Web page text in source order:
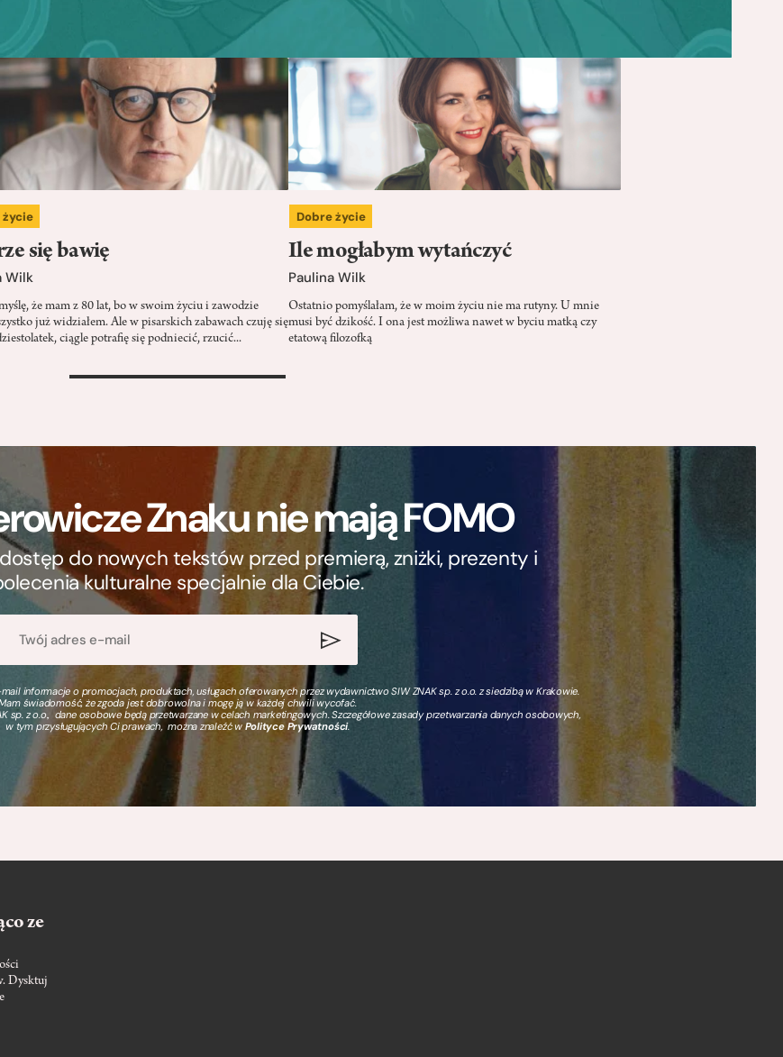
życie
się bawię
Wilk
że mam z 80 lat, bo w swoim życiu i zawodzie
już widziałem. Ale w pisarskich zabawach czuję się
ciągle potrafię się podniecić, rzucić...
Dobre życie
Ile mogłabym wytańczyć
Paulina Wilk
Ostatnio pomyślałam, że w moim życiu nie ma rutyny. U mnie
musi być dzikość. I ona jest możliwa nawet w byciu matką czy
etatową filozofką
>
Znaku nie mają FOMO
do nowych tekstów przed premierą, zniżki, prezenty i
kulturalne specjalnie dla Ciebie.
informacje o promocjach, produktach, usługach oferowanych przez wydawnictwo SIW ZNAK sp. z o.o. z siedzibą w Krakowie.
świadomość, że zgoda jest dobrowolna i mogę ją w każdej chwili wycofać.
z o.o., dane osobowe będą przetwarzane w celach marketingowych. Szczegółowe zasady przetwarzania danych osobowych,
w tym przysługujących Ci prawach, można znaleźć wPolityce Prywatności.
ze
Dysktuj